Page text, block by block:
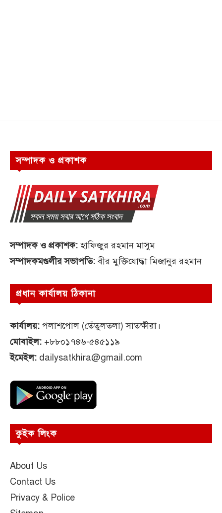
সম্পাদক ও প্রকাশক
সম্পাদক ও প্রকাশক:হাফিজুর রহমান মাসুম
সম্পাদকমণ্ডলীর সভাপতি:বীর মুক্তিযোদ্ধা মিজানুর রহমান
প্রধান কার্যালয় ঠিকানা
কার্যালয়: পলাশপোল (তেঁতুলতলা) সাতক্ষীরা।
মোবাইল: +৮৮০১৭৪৬-৫৪৫১১৯
ইমেইল: dailysatkhira@gmail.com
কুইক লিংক
About Us
Contact Us
Privacy & Police